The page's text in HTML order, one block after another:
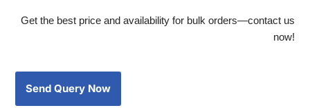
Get the best price and availability for bulk orders—contact us
now!